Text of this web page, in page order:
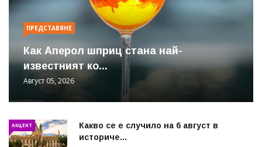
ПРЕДСТАВЯНЕ
Как Аперол шприц стана най-
известният ко...
Август 05, 2026
АКЦЕНТ
Какво се е случило на 6 август в
историче...